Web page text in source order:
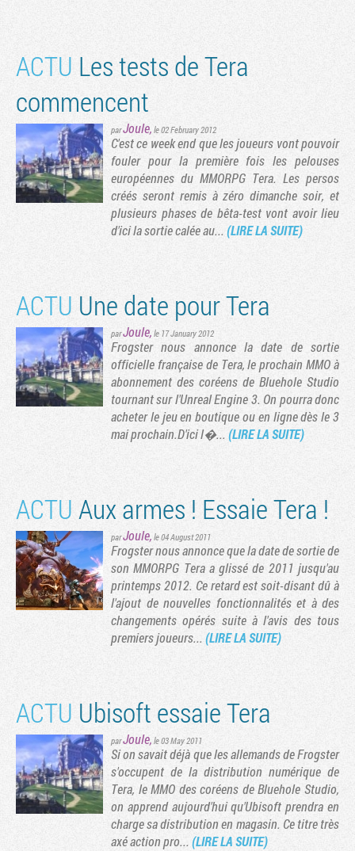
ACTU Les tests de Tera
commencent
parJoule, le 02 February 2012
C'est ce week end que les joueurs vont pouvoir
fouler pour la première fois les pelouses
européennes du MMORPG Tera. Les persos
créés seront remis à zéro dimanche soir, et
plusieurs phases de bêta-test vont avoir lieu
d'ici la sortie calée au... (LIRE LA SUITE)
ACTU Une date pour Tera
parJoule, le 17 January 2012
Frogster nous annonce la date de sortie
officielle française de Tera, le prochain MMO à
abonnement des coréens de Bluehole Studio
tournant sur l'Unreal Engine 3. On pourra donc
acheter le jeu en boutique ou en ligne dès le 3
mai prochain.D'ici l�... (LIRE LA SUITE)
ACTU Aux armes ! Essaie Tera !
parJoule, le 04 August 2011
Frogster nous annonce que la date de sortie de
son MMORPG Tera a glissé de 2011 jusqu'au
printemps 2012. Ce retard est soit-disant dû à
l'ajout de nouvelles fonctionnalités et à des
changements opérés suite à l'avis des tous
premiers joueurs... (LIRE LA SUITE)
ACTU Ubisoft essaie Tera
parJoule, le 03 May 2011
Si on savait déjà que les allemands de Frogster
s'occupent de la distribution numérique de
Tera, le MMO des coréens de Bluehole Studio,
on apprend aujourd'hui qu'Ubisoft prendra en
charge sa distribution en magasin. Ce titre très
axé action pro...(LIRE LA SUITE)